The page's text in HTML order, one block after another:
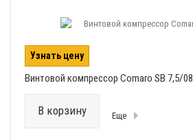
Узнать цену
Винтовой компрессор Comaro SB 7,5/08
В корзину Еще